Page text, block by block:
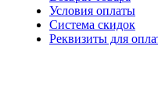
Условия оплаты
Система скидок
Реквизиты для